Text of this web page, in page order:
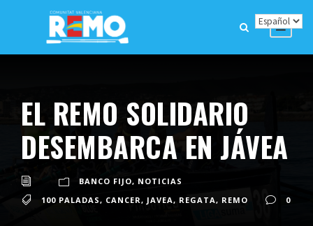
EL REMO SOLIDARIO
DESEMBARCA EN JÁVEA
BANCO FIJO, NOTICIAS
100 PALADAS, CANCER, JAVEA, REGATA, REMO 0